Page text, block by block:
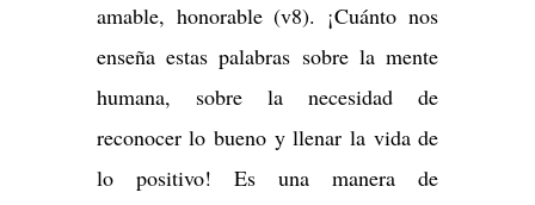
amable, honorable (v8). ¡Cuánto nos
enseña estas palabras sobre la mente
humana, sobre la necesidad de
reconocer lo bueno y llenar la vida de
lo positivo! Es una manera de